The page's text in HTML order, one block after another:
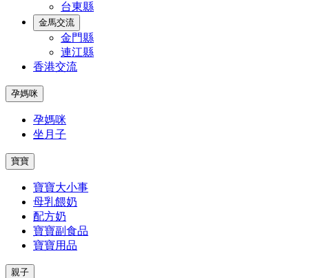
台東縣
金馬交流
金門縣
連江縣
香港交流
孕媽咪
孕媽咪
坐月子
寶寶
寶寶大小事
母乳餵奶
配方奶
寶寶副食品
寶寶用品
親子